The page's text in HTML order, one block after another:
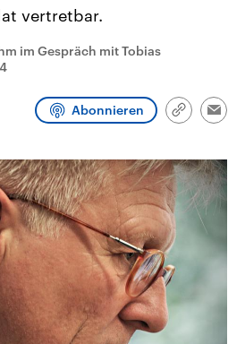
aus
Berichte
Parteien
mit großem Einfluss auf
vertretbar.
im Gespräch mit Tobias
Abonnieren
Link